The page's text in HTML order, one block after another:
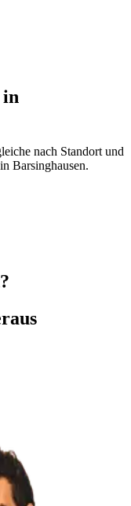
in
nach Standort und
Barsinghausen.